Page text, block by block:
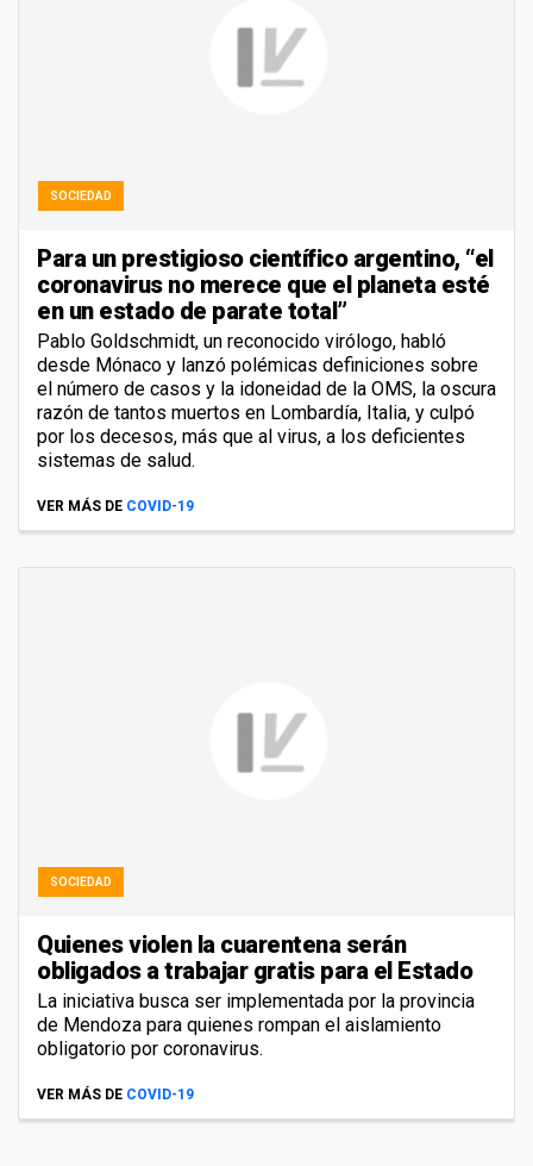
SOCIEDAD
Para un prestigioso científico argentino, “el
coronavirus no merece que el planeta esté
en un estado de parate total”
Pablo Goldschmidt, un reconocido virólogo, habló
desde Mónaco y lanzó polémicas definiciones sobre
el número de casos y la idoneidad de la OMS, la oscura
razón de tantos muertos en Lombardía, Italia, y culpó
por los decesos, más que al virus, a los deficientes
sistemas de salud.
VER MÁS DE COVID-19
SOCIEDAD
Quienes violen la cuarentena serán
obligados a trabajar gratis para el Estado
La iniciativa busca ser implementada por la provincia
de Mendoza para quienes rompan el aislamiento
obligatorio por coronavirus.
VER MÁS DE COVID-19